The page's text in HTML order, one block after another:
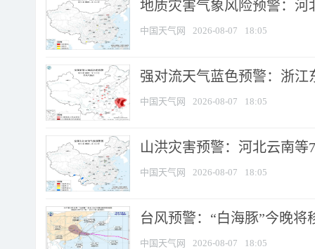
地质灾害气象风险预警：河
中国天气网 2026-08-07 18:05
强对流天气蓝色预警：浙江
中国天气网 2026-08-07 18:05
山洪灾害预警：河北云南
中国天气网 2026-08-07 18:05
台风预警：“白海豚”今晚将
中国天气网 2026-08-07 18:05